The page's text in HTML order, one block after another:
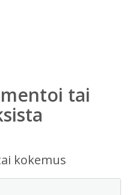
tai
kokemus